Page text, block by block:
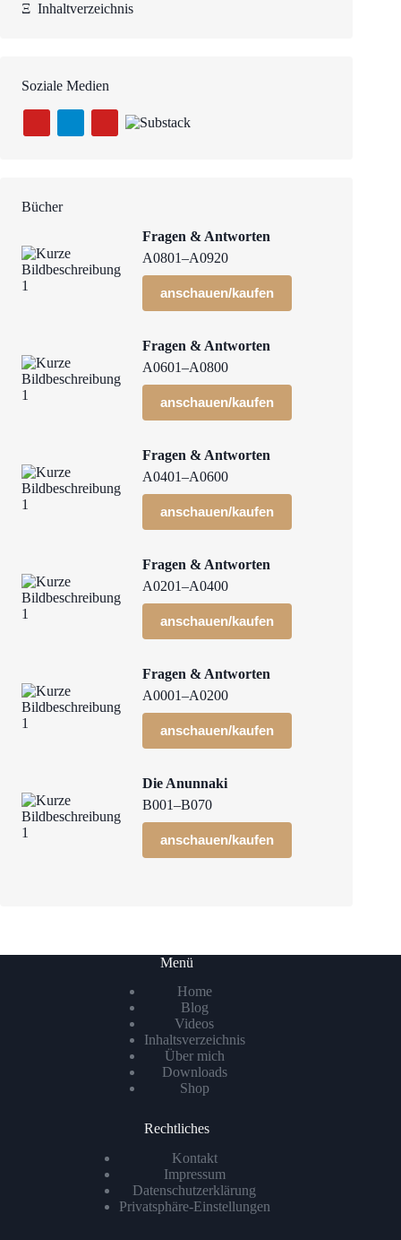
Ξ Inhaltverzeichnis
Soziale Medien
Bücher
Fragen & Antworten
A0801–A0920
anschauen/kaufen
Fragen & Antworten
A0601–A0800
anschauen/kaufen
Fragen & Antworten
A0401–A0600
anschauen/kaufen
Fragen & Antworten
A0201–A0400
anschauen/kaufen
Fragen & Antworten
A0001–A0200
anschauen/kaufen
Die Anunnaki
B001–B070
anschauen/kaufen
Menü
Home
Blog
Videos
Inhaltsverzeichnis
Über mich
Downloads
Shop
Rechtliches
Kontakt
Impressum
Datenschutzerklärung
Privatsphäre-Einstellungen